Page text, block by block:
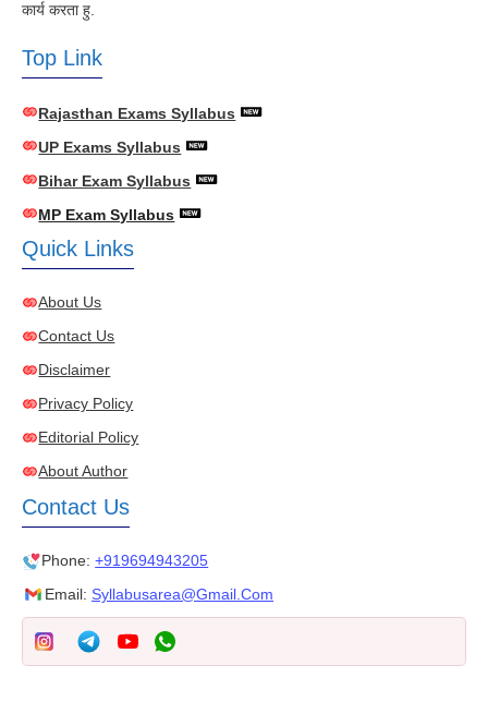
कार्य करता हु.
Top Link
Rajasthan Exams Syllabus
UP Exams Syllabus
Bihar Exam Syllabus
MP Exam Syllabus
Quick Links
About Us
Contact Us
Disclaimer
Privacy Policy
Editorial Policy
About Author
Contact Us
Phone:+919694943205
Email: Syllabusarea@gmail.com